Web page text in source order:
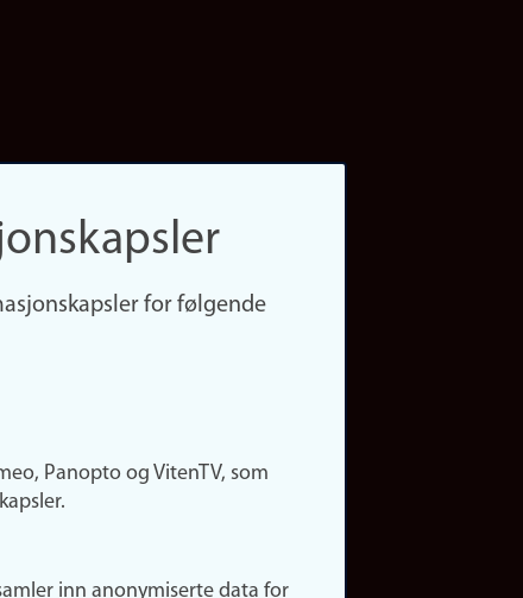
for følgende
Panopto og VitenTV, som
inn anonymiserte data for